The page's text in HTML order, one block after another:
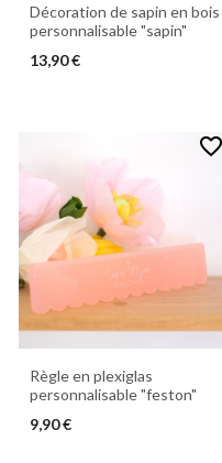
Décoration de sapin en bois
personnalisable "sapin"
13,90 €
favorite_border
Règle en plexiglas
personnalisable "feston"
9,90 €